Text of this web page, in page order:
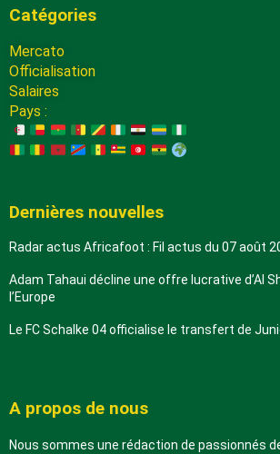
Catégories
Mercato
Officialisation
Salaires
Pays :
Dernières nouvelles
Radar actus Africafoot : Fil actus du 07 août
Adam Tahaui décline une offre lucrative d’Al
l’Europe
Le FC Schalke 04 officialise le transfert de
A propos de nous
Nous sommes une rédaction de passionnés